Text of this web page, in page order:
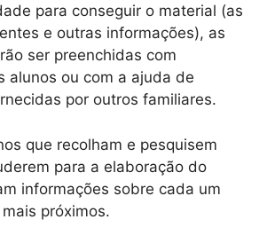
para conseguir o material (as
e outras informações), as
ser preenchidas com
alunos ou com a ajuda de
por outros familiares.
que recolham e pesquisem
para a elaboração do
informações sobre cada um
próximos.